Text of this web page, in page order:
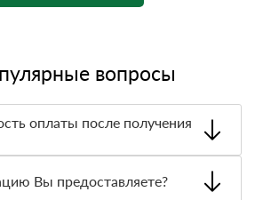
вопросы
оплаты после получения
товара. При этом, если
был ненадлежащего качества, то
Вы предоставляете?